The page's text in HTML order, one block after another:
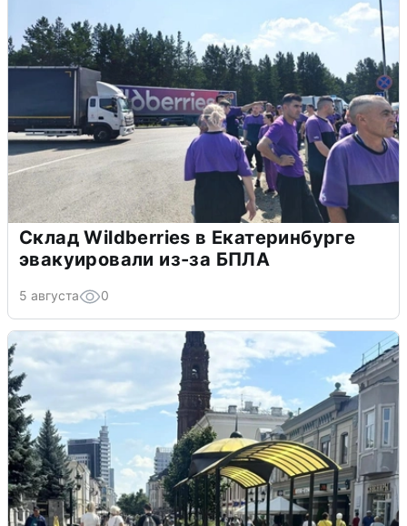
Склад Wildberries в Екатеринбурге
эвакуировали из-за БПЛА
5 августа 0